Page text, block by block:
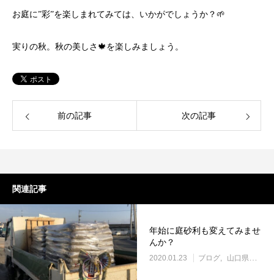
お庭に”彩”を楽しまれてみては、いかがでしょうか？🌱
実りの秋。秋の美しさ🍁を楽しみましょう。
前の記事 次の記事
関連記事
年始に庭砂利も変えてみませ
んか？
2020.01.23 ブログ 山口県の土場渡し・野積み場